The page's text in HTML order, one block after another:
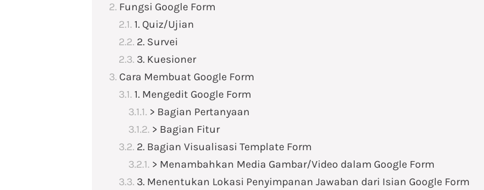
Fungsi Google Form
1. Quiz/Ujian
2. Survei
3. Kuesioner
Cara Membuat Google Form
1. Mengedit Google Form
> Bagian Pertanyaan
> Bagian Fitur
2. Bagian Visualisasi Template Form
> Menambahkan Media Gambar/Video dalam Google Form
3. Menentukan Lokasi Penyimpanan Jawaban dari Isian Google Form